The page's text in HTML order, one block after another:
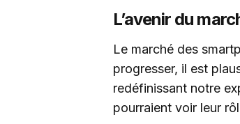
L’avenir du
Le marché des
progresser, il est
redéfinissant notre
pourraient voir leur